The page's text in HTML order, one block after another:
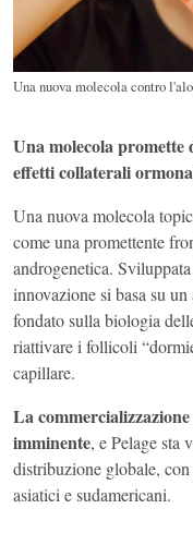
Una nuova molecola contro
Una molecola
effetti collaterali
Una nuova molecola
come una promettente
androgenetica.
innovazione si basa su
fondato sulla biologia
riattivare i follicoli
capillare.
La
imminente, e Pelage sta
distribuzione globale,
asiatici e sudamericani.